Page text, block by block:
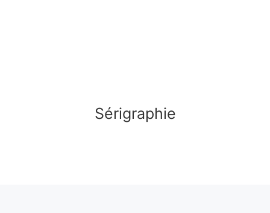
Sérigraphie